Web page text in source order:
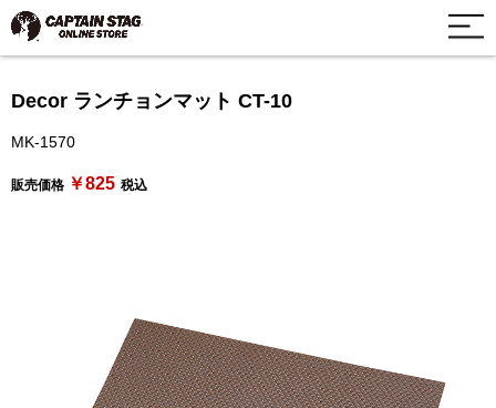
Decor ランチョンマット CT-10
MK-1570
販売価格 ￥825 税込